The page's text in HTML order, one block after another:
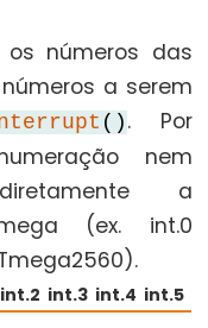
números das
a serem
() . Por
nem
a
(ex. int.0
int.2 int.3 int.4 int.5